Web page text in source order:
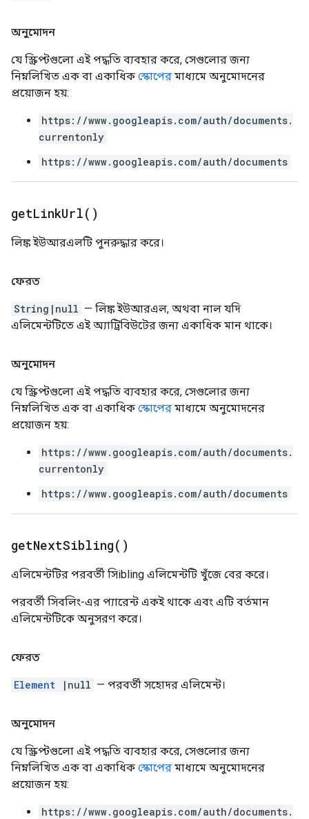
অনুমোদন
যে স্ক্রিপ্টগুলো এই পদ্ধতি ব্যবহার করে, সেগুলোর জন্য
নিম্নলিখিত এক বা একাধিক স্কোপের মাধ্যমে অনুমোদনের
প্রয়োজন হয়:
https://www.googleapis.com/auth/documents.
currentonly
https://www.googleapis.com/auth/documents
getLinkUrl( )
লিঙ্ক ইউআরএলটি পুনরুদ্ধার করে।
ফেরত
String|null — লিঙ্ক ইউআরএল, অথবা নাল যদি
এলিমেন্টটিতে এই অ্যাট্রিবিউটের জন্য একাধিক মান থাকে।
অনুমোদন
যে স্ক্রিপ্টগুলো এই পদ্ধতি ব্যবহার করে, সেগুলোর জন্য
নিম্নলিখিত এক বা একাধিক স্কোপের মাধ্যমে অনুমোদনের
প্রয়োজন হয়:
https://www.googleapis.com/auth/documents.
currentonly
https://www.googleapis.com/auth/documents
getNextSibling( )
এলিমেন্টটির পরবর্তী সিibling এলিমেন্টটি খুঁজে বের করে।
পরবর্তী সিবলিং-এর প্যারেন্ট একই থাকে এবং এটি বর্তমান
এলিমেন্টটিকে অনুসরণ করে।
ফেরত
Element |null — পরবর্তী সহোদর এলিমেন্ট।
অনুমোদন
যে স্ক্রিপ্টগুলো এই পদ্ধতি ব্যবহার করে, সেগুলোর জন্য
নিম্নলিখিত এক বা একাধিক স্কোপের মাধ্যমে অনুমোদনের
প্রয়োজন হয়:
https://www.googleapis.com/auth/documents.